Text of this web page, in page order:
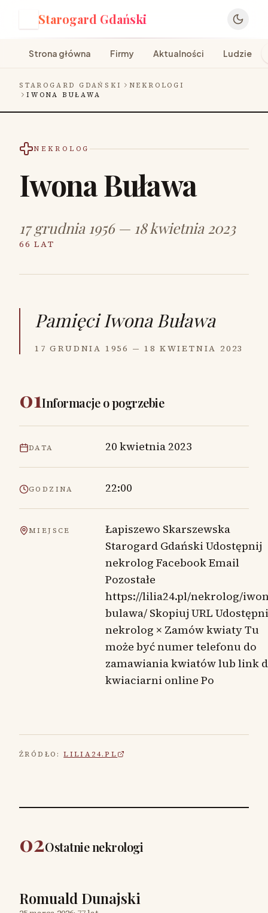
Starogard Gdański
Strona główna Firmy Aktualności Ludzie
STAROGARD GDAŃSKI
NEKROLOGI
IWONA BUŁAWA
NEKROLOG
Iwona Buława
17 grudnia 1956 — 18 kwietnia 2023
66 LAT
Pamięci Iwona Buława
17 GRUDNIA 1956 — 18 KWIETNIA 2023
01Informacje o pogrzebie
DATA 20 kwietnia 2023
GODZINA 22:00
MIEJSCE
Łapiszewo Skarszewska
Starogard Gdański Udostępnij
nekrolog Facebook Email
Pozostałe
https://lilia24.pl/nekrolog/
bulawa/ Skopiuj URL
nekrolog × Zamów kwiaty Tu
może być numer telefonu do
zamawiania kwiatów lub link
kwiaciarni online Po
ŹRÓDŁO: LILIA24.PL
02Ostatnie nekrologi
Romuald Dunajski